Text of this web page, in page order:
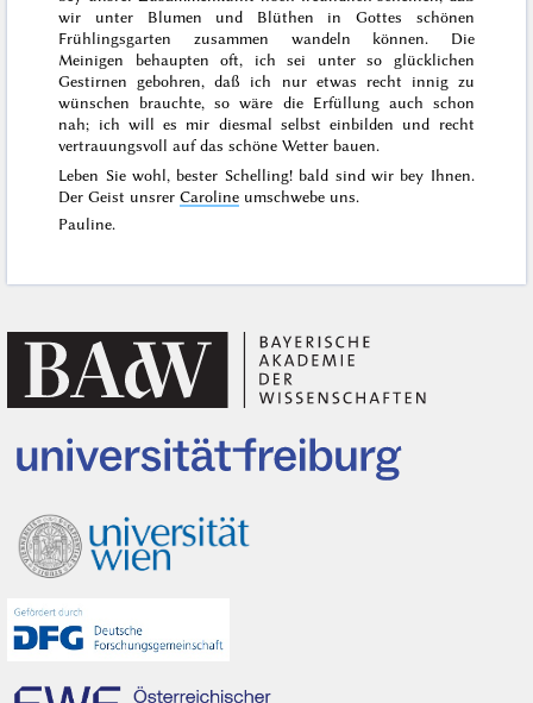
wir unter Blumen und Blüthen in Gottes schönen
Frühlingsgarten zusammen wandeln können. Die
Meinigen behaupten oft, ich sei unter so glücklichen
Gestirnen gebohren, daß ich nur etwas recht innig zu
wünschen brauchte, so wäre die Erfüllung auch schon
nah; ich will es mir diesmal selbst einbilden und recht
vertrauungsvoll auf das schöne Wetter bauen.
Leben Sie wohl, bester Schelling! bald sind wir bey Ihnen.
Der Geist unsrerCaroline umschwebe uns.
Pauline.